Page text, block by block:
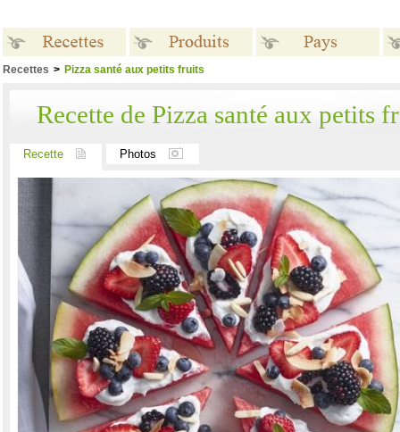
Recettes > Pizza santé aux petits fruits
Recette de Pizza santé aux petits
Recette Photos